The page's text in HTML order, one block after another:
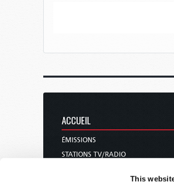
This
ACCUEIL
ÉMISSIONS
STATIONS TV/RADIO